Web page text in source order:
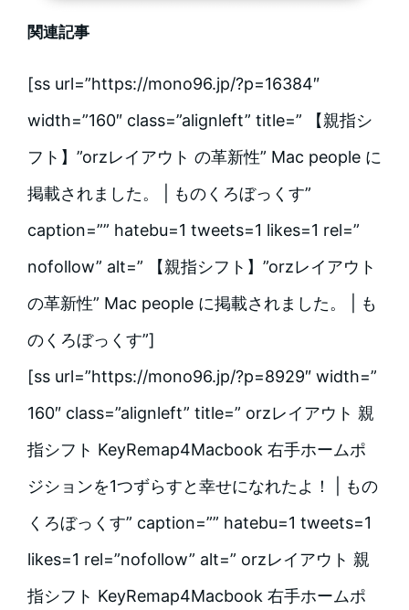
関連記事
[ss url=”https://mono96.jp/?p=16384″
width=”160″ class=”alignleft” title=” 【親指シ
フト】”orzレイアウト の革新性” Mac people に
掲載されました。 | ものくろぼっくす”
caption=”” hatebu=1 tweets=1 likes=1 rel=”
nofollow” alt=” 【親指シフト】”orzレイアウト
の革新性” Mac people に掲載されました。 | も
のくろぼっくす”]
[ss url=”https://mono96.jp/?p=8929″ width=”
160″ class=”alignleft” title=” orzレイアウト 親
指シフト KeyRemap4Macbook 右手ホームポ
ジションを1つずらすと幸せになれたよ！ | もの
くろぼっくす” caption=”” hatebu=1 tweets=1
likes=1 rel=”nofollow” alt=” orzレイアウト 親
指シフト KeyRemap4Macbook 右手ホームポ